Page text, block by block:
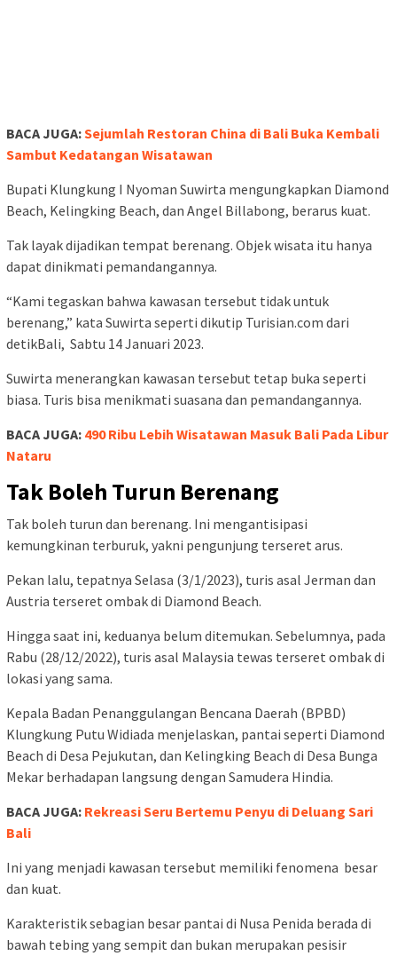
BACA JUGA:Sejumlah Restoran China di Bali Buka Kembali
Sambut Kedatangan Wisatawan
Bupati Klungkung I Nyoman Suwirta mengungkapkan Diamond
Beach, Kelingking Beach, dan Angel Billabong, berarus kuat.
Tak layak dijadikan tempat berenang. Objek wisata itu hanya
dapat dinikmati pemandangannya.
“Kami tegaskan bahwa kawasan tersebut tidak untuk
berenang,” kata Suwirta seperti dikutip Turisian.com dari
detikBali, Sabtu 14 Januari 2023.
Suwirta menerangkan kawasan tersebut tetap buka seperti
biasa. Turis bisa menikmati suasana dan pemandangannya.
BACA JUGA: 490 Ribu Lebih Wisatawan Masuk Bali Pada Libur
Nataru
Tak Boleh Turun Berenang
Tak boleh turun dan berenang. Ini mengantisipasi
kemungkinan terburuk, yakni pengunjung terseret arus.
Pekan lalu, tepatnya Selasa (3/1/2023), turis asal Jerman dan
Austria terseret ombak di Diamond Beach.
Hingga saat ini, keduanya belum ditemukan. Sebelumnya, pada
Rabu (28/12/2022), turis asal Malaysia tewas terseret ombak di
lokasi yang sama.
Kepala Badan Penanggulangan Bencana Daerah (BPBD)
Klungkung Putu Widiada menjelaskan, pantai seperti Diamond
Beach di Desa Pejukutan, dan Kelingking Beach di Desa Bunga
Mekar berhadapan langsung dengan Samudera Hindia.
BACA JUGA: Rekreasi Seru Bertemu Penyu di Deluang Sari
Bali
Ini yang menjadi kawasan tersebut memiliki fenomena besar
dan kuat.
Karakteristik sebagian besar pantai di Nusa Penida berada di
bawah tebing yang sempit dan bukan merupakan pesisir